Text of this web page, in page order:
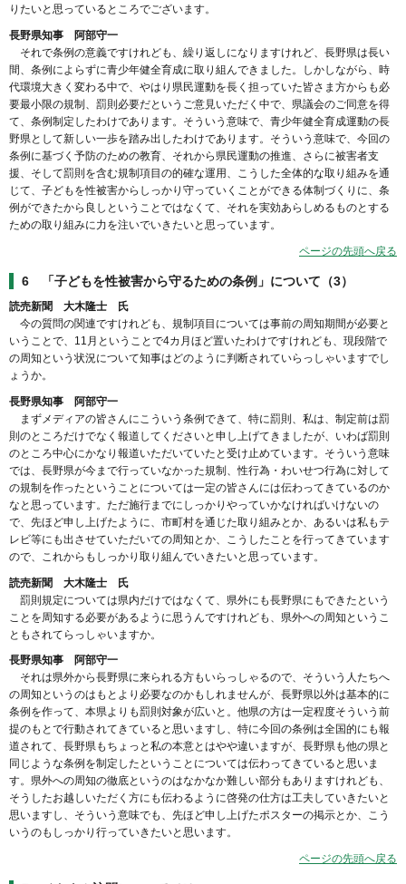
りたいと思っているところでございます。
長野県知事 阿部守一
それで条例の意義ですけれども、繰り返しになりますけれど、長野県は長い
間、条例によらずに青少年健全育成に取り組んできました。しかしながら、時
代環境大きく変わる中で、やはり県民運動を長く担っていた皆さま方からも必
要最小限の規制、罰則必要だというご意見いただく中で、県議会のご同意を得
て、条例制定したわけであります。そういう意味で、青少年健全育成運動の長
野県として新しい一歩を踏み出したわけであります。そういう意味で、今回の
条例に基づく予防のための教育、それから県民運動の推進、さらに被害者支
援、そして罰則を含む規制項目の的確な運用、こうした全体的な取り組みを通
じて、子どもを性被害からしっかり守っていくことができる体制づくりに、条
例ができたから良しということではなくて、それを実効あらしめるものとする
ための取り組みに力を注いでいきたいと思っています。
ページの先頭へ戻る
6 「子どもを性被害から守るための条例」について（3）
読売新聞 大木隆士 氏
今の質問の関連ですけれども、規制項目については事前の周知期間が必要と
いうことで、11月ということで4カ月ほど置いたわけですけれども、現段階で
の周知という状況について知事はどのように判断されていらっしゃいますでし
ょうか。
長野県知事 阿部守一
まずメディアの皆さんにこういう条例できて、特に罰則、私は、制定前は罰
則のところだけでなく報道してくださいと申し上げてきましたが、いわば罰則
のところ中心にかなり報道いただいていたと受け止めています。そういう意味
では、長野県が今まで行っていなかった規制、性行為・わいせつ行為に対して
の規制を作ったということについては一定の皆さんには伝わってきているのか
なと思っています。ただ施行までにしっかりやっていかなければいけないの
で、先ほど申し上げたように、市町村を通じた取り組みとか、あるいは私もテ
レビ等にも出させていただいての周知とか、こうしたことを行ってきています
ので、これからもしっかり取り組んでいきたいと思っています。
読売新聞 大木隆士 氏
罰則規定については県内だけではなくて、県外にも長野県にもできたという
ことを周知する必要があるように思うんですけれども、県外への周知というこ
ともされてらっしゃいますか。
長野県知事 阿部守一
それは県外から長野県に来られる方もいらっしゃるので、そういう人たちへ
の周知というのはもとより必要なのかもしれませんが、長野県以外は基本的に
条例を作って、本県よりも罰則対象が広いと。他県の方は一定程度そういう前
提のもとで行動されてきていると思いますし、特に今回の条例は全国的にも報
道されて、長野県もちょっと私の本意とはやや違いますが、長野県も他の県と
同じような条例を制定したということについては伝わってきていると思いま
す。県外への周知の徹底というのはなかなか難しい部分もありますけれども、
そうしたお越しいただく方にも伝わるように啓発の仕方は工夫していきたいと
思いますし、そういう意味でも、先ほど申し上げたポスターの掲示とか、こう
いうのもしっかり行っていきたいと思います。
ページの先頭へ戻る